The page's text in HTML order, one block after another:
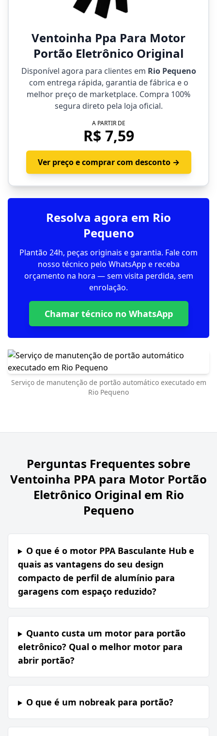
Ventoinha Ppa Para Motor
Portão Eletrônico Original
Disponível agora para clientes em Rio Pequeno
com entrega rápida, garantia de fábrica e o
melhor preço de marketplace. Compra 100%
segura direto pela loja oficial.
A PARTIR DE
R$ 7,59
Ver preço e comprar com desconto →
Resolva agora em Rio
Pequeno
Plantão 24h, peças originais e garantia. Fale com
nosso técnico pelo WhatsApp e receba
orçamento na hora — sem visita perdida, sem
enrolação.
Chamar técnico no WhatsApp
Serviço de manutenção de portão automático executado em
Rio Pequeno
Perguntas Frequentes sobre
Ventoinha PPA para Motor Portão
Eletrônico Original em Rio
Pequeno
O que é o motor PPA Basculante Hub e
quais as vantagens do seu design
compacto de perfil de alumínio para
garagens com espaço reduzido?
Quanto custa um motor para portão
eletrônico? Qual o melhor motor para
abrir portão?
O que é um nobreak para portão?